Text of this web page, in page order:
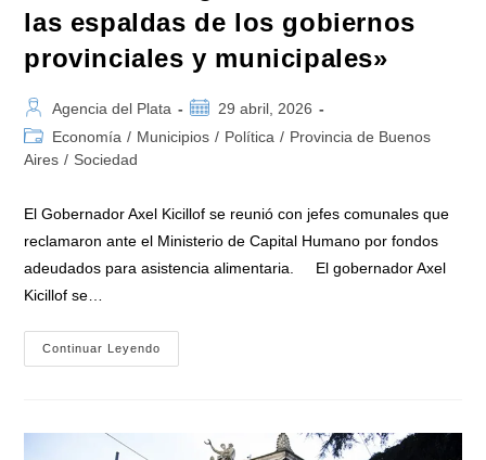
las espaldas de los gobiernos
provinciales y municipales»
Autor
de
la
Agencia del Plata
Publicación
de
29 abril, 2026
Categoría
de
Economía / Municipios / Política / Provincia de Buenos
Aires / Sociedad
El Gobernador Axel Kicillof se reunió con jefes comunales que
reclamaron ante el Ministerio de Capital Humano por fondos
adeudados para asistencia alimentaria. El gobernador Axel
Kicillof se…
Continuar Leyendo
«El